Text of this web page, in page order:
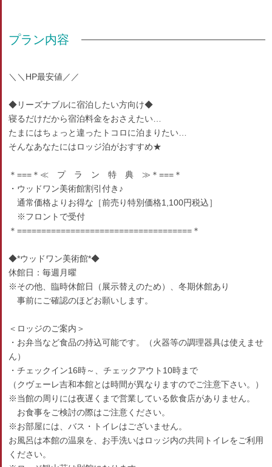
プラン内容
＼＼HP最安値／／
◆リーズナブルに宿泊したい方向け◆
寝るだけだから宿泊料金をおさえたい…
たまにはちょっと違ったトコロに泊まりたい…
そんなあなたにはロッジ泊がおすすめ★
＊===＊≪ プ ラ ン 特 典 ≫＊===＊
・ウッドワン美術館割引付き♪
通常価格よりお得な［前売り特別価格1,100円税込］
※フロントで受付
＊====================================＊
◆*ウッドワン美術館*◆
休館日：毎週月曜
※その他、臨時休館日（展示替えのため）、冬期休館あり
事前にご確認のほどお願いします。
＜ロッジのご案内＞
・お弁当など食品の持込可能です。（火器等の調理器具は使えませ
ん）
・チェックイン16時～、チェックアウト10時まで
（クヴェーレ吉和本館とは時間が異なりますのでご注意下さい。）
※当館の周りには夜遅くまで営業している飲食店がありません。
お食事をご検討の際はご注意ください。
※お部屋には、バス・トイレはございません。
お風呂は本館の温泉を、お手洗いはロッジ内の共同トイレをご利用
ください。